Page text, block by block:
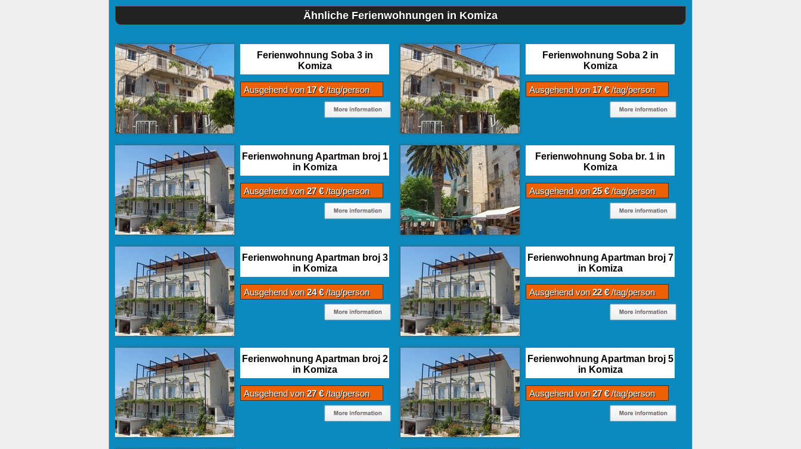
Ähnliche Ferienwohnungen in Komiza
Ferienwohnung Soba 3 in
Komiza
Ausgehend von 17 €/tag/person
Ferienwohnung Soba 2 in
Komiza
Ausgehend von 17 €/tag/person
Ferienwohnung Apartman broj 1
in Komiza
Ausgehend von27 €/tag/person
Ferienwohnung Soba br. 1 in
Komiza
Ausgehend von25 €/tag/person
Ferienwohnung Apartman broj 3
in Komiza
Ausgehend von24 €/tag/person
Ferienwohnung Apartman broj 7
in Komiza
Ausgehend von22 €/tag/person
Ferienwohnung Apartman broj 2
in Komiza
Ausgehend von27 €/tag/person
Ferienwohnung Apartman broj 5
in Komiza
Ausgehend von27 €/tag/person